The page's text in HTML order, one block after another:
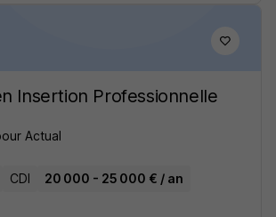
Insertion Professionnelle
Actual
CDI 20 000 - 25 000 € / an